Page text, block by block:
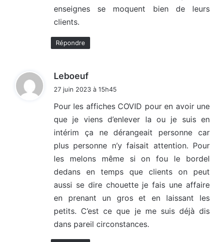
enseignes se moquent bien de leurs
clients.
Répondre
Leboeuf
i
:
27 juin 2023 à 15h45
Pour les affiches COVID pour en avoir une
que je viens d’enlever la ou je suis en
intérim ça ne dérangeait personne car
plus personne n’y faisait attention. Pour
les melons même si on fou le bordel
dedans en temps que clients on peut
aussi se dire chouette je fais une affaire
en prenant un gros et en laissant les
petits. C’est ce que je me suis déjà dis
dans pareil circonstances.